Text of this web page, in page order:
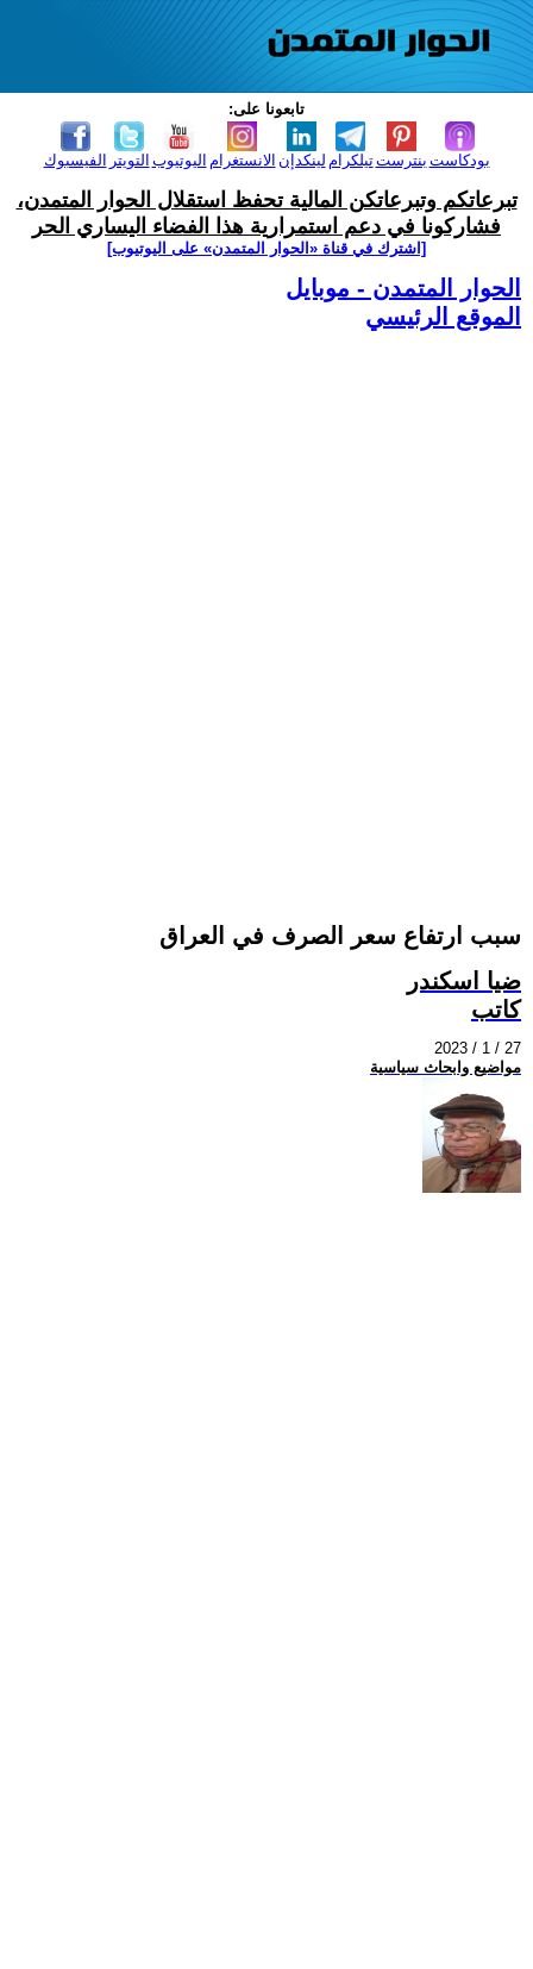
تابعونا على:
الفيسبوك التويتر اليوتيوب الانستغرام لينكدإن تيلكرامبنترست بودكاست
تبرعاتكم وتبرعاتكن المالية تحفظ استقلال الحوار المتمدن،
فشاركونا في دعم استمرارية هذا الفضاء اليساري الحر
[اشترك في قناة ‫«الحوار المتمدن» على اليوتيوب]
الحوار المتمدن - موبايل
الموقع الرئيسي
سبب ارتفاع سعر الصرف في العراق
ضيا اسكندر
كاتب
2023 / 1 / 27
مواضيع وابحاث سياسية